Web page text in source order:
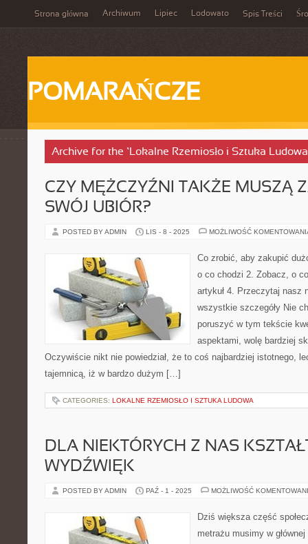
Strona główna Archiwum Lipiec Lodowato Spis Treści
POMARAŃCZE
Archive for the ‘Lokalne Rzemiosło i Sztuka
CZY MĘŻCZYŹNI TAKŻE MUSZĄ
SWÓJ UBIÓR?
POSTED BY ADMIN LIS - 8 - 2025 MOŻLIWOŚĆ
Co zrobić, aby zakupić
o co chodzi 2. Zobacz, o
artykuł 4. Przeczytaj nasz
wszystkie szczegóły Nie
poruszyć w tym tekście
aspektami, wolę bardziej
Oczywiście nikt nie powiedział, że to coś najbardziej istotnego,
tajemnicą, iż w bardzo dużym […]
CATEGORIES: LOKALNE RZEMIOSŁO I SZTUKA LUDOWA
DLA NIEKTÓRYCH Z NAS
WYDŹWIĘK
POSTED BY ADMIN PAŹ - 1 - 2025 MOŻLIWOŚĆ
Dziś większa część
metrażu musimy w